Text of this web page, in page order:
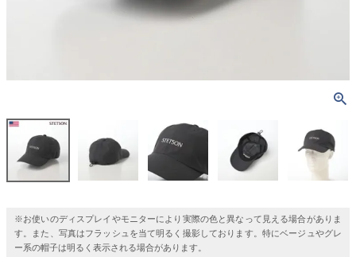
※お使いのディスプレイやモニターにより実際の色と異なって見える場合がありま
す。また、写真はフラッシュを当て明るく撮影しております。特にベージュやグレ
ー系の帽子は明るく表示される場合があります。